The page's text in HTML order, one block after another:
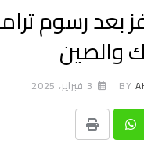
بعد رسوم
والصين
BY 3 فبراير، 2025
Whatsapp
Print